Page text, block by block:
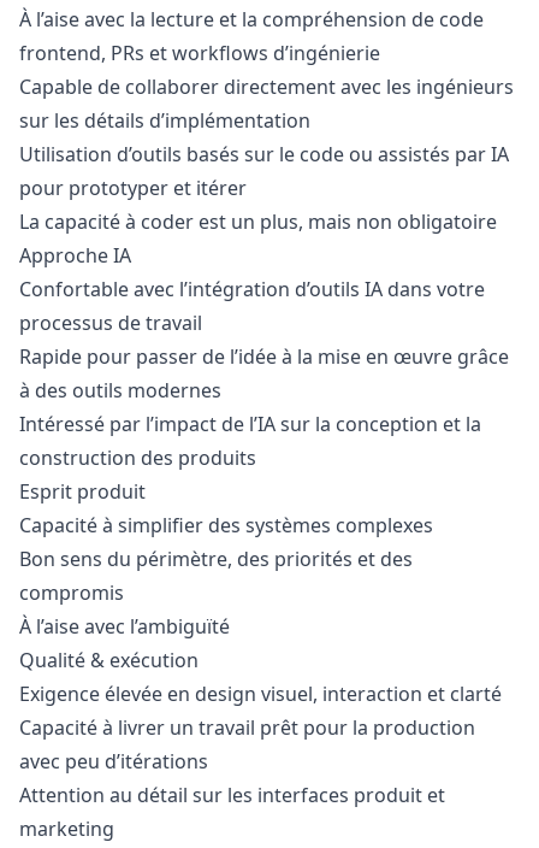
À l’aise avec la lecture et la compréhension de code
frontend, PRs et workflows d’ingénierie
Capable de collaborer directement avec les ingénieurs
sur les détails d’implémentation
Utilisation d’outils basés sur le code ou assistés par IA
pour prototyper et itérer
La capacité à coder est un plus, mais non obligatoire
Approche IA
Confortable avec l’intégration d’outils IA dans votre
processus de travail
Rapide pour passer de l’idée à la mise en œuvre grâce
à des outils modernes
Intéressé par l’impact de l’IA sur la conception et la
construction des produits
Esprit produit
Capacité à simplifier des systèmes complexes
Bon sens du périmètre, des priorités et des
compromis
À l’aise avec l’ambiguïté
Qualité & exécution
Exigence élevée en design visuel, interaction et clarté
Capacité à livrer un travail prêt pour la production
avec peu d’itérations
Attention au détail sur les interfaces produit et
marketing